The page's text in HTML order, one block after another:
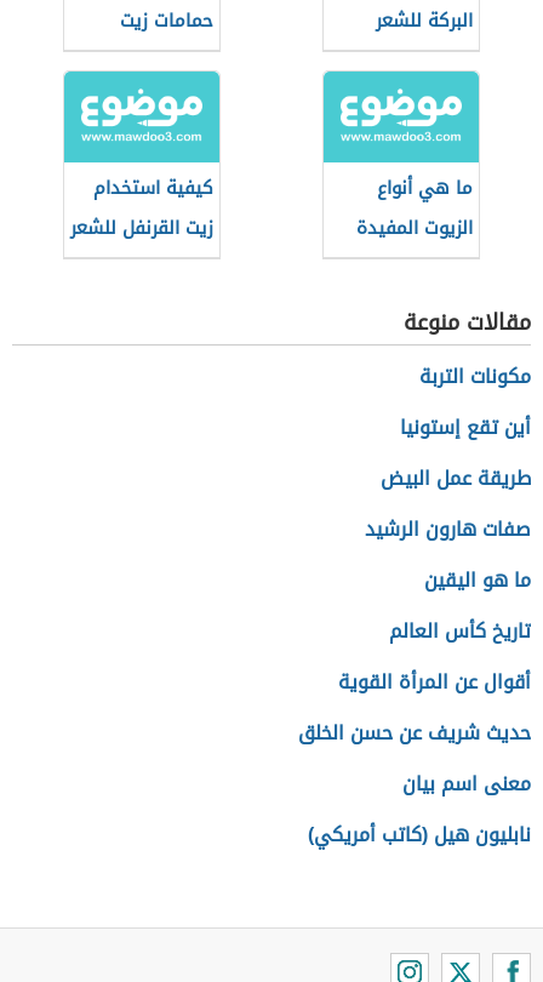
البركة للشعر
حمامات زيت
للشعر
ما هي أنواع
الزيوت المفيدة
للشعر
كيفية استخدام
زيت القرنفل للشعر
مقالات منوعة
مكونات التربة
أين تقع إستونيا
طريقة عمل البيض
صفات هارون الرشيد
ما هو اليقين
تاريخ كأس العالم
أقوال عن المرأة القوية
حديث شريف عن حسن الخلق
معنى اسم بيان
نابليون هيل (كاتب أمريكي)